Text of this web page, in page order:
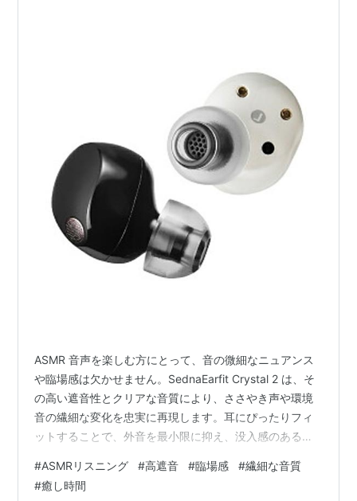
ASMR 音声を楽しむ方にとって、音の微細なニュアンス
や臨場感は欠かせません。SednaEarfit Crystal 2 は、そ
の高い遮音性とクリアな音質により、ささやき声や環境
音の繊細な変化を忠実に再現します。耳にぴったりフィ
ットすることで、外音を最小限に抑え、没入感のあるリ
浸かりたい方には、最適なイヤーピースです。 AZLA｜
アズラ イヤーピース S 2ペア SednaEarfit Crystal 2
#ASMRリスニング #高遮音 #臨場感 #繊細な音質
#癒し時間